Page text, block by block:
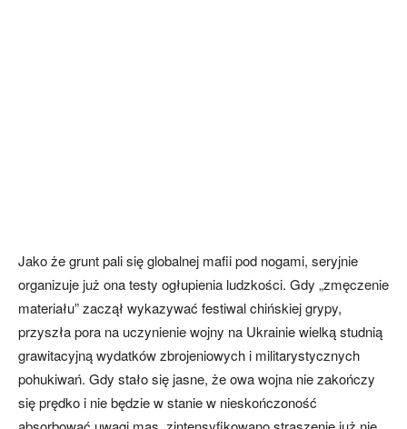
Jako że grunt pali się globalnej mafii pod nogami, seryjnie
organizuje już ona testy ogłupienia ludzkości. Gdy „zmęczenie
materiału” zaczął wykazywać festiwal chińskiej grypy,
przyszła pora na uczynienie wojny na Ukrainie wielką studnią
grawitacyjną wydatków zbrojeniowych i militarystycznych
pohukiwań. Gdy stało się jasne, że owa wojna nie zakończy
się prędko i nie będzie w stanie w nieskończoność